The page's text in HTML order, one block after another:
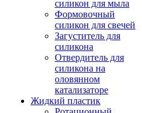
силикон для мыла
Формовочный
силикон для свечей
Загуститель для
силикона
Отвердитель для
силикона на
оловянном
катализаторе
Жидкий пластик